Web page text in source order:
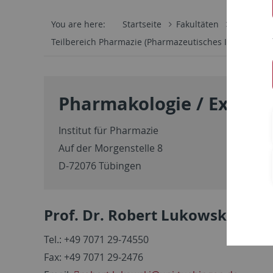
You are here: Startseite Fakultäten
Teilbereich Pharmazie (Pharmazeutisches Institut)
Pharmakologie /
Institut für Pharmazie
Auf der Morgenstelle 8
D-72076 Tübingen
Prof. Dr. Robert Lukowski
Tel.: +49 7071 29-74550
Fax: +49 7071 29-2476